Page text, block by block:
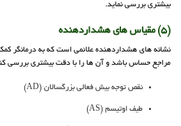
بیشتری بررسی نماید.
(5) مقیاس های هشداردهنده
نشانه های هشداردهنده علائمی است که به درمانگر
مراجع حساس باشد و آن ها را با دقت بیشتری بررسی
نقص توجه بیش فعالی بزرگسالان (AD)
طیف اوتیسم (AS)